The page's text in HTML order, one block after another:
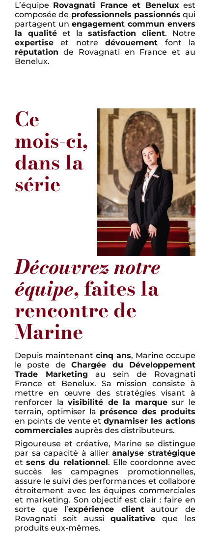
L’équipe Rovagnati France et Beneluxest
composée de professionnels passionnés qui
partagent un engagement commun envers
la qualitéet lasatisfaction client. Notre
expertise et notredévouement font la
réputation de Rovagnati en France et au
Benelux.
Ce
mois-ci,
dans la
série
Découvrez notre
équipe, faites la
rencontre de
Marine
Depuis maintenant cinq ans, Marine occupe
le poste deChargée du Développement
Trade Marketing au sein de Rovagnati
France et Benelux. Sa mission consiste à
mettre en œuvre des stratégies visant à
renforcer lavisibilité de la marquesur le
terrain, optimiser la présence des produits
en points de vente etdynamiser les actions
commerciales auprès des distributeurs.
Rigoureuse et créative, Marine se distingue
par sa capacité à allieranalyse stratégique
etsens du relationnel. Elle coordonne avec
succès les campagnes promotionnelles,
assure le suivi des performances et collabore
étroitement avec les équipes commerciales
et marketing. Son objectif est clair : faire en
sorte que l’expérience clientautour de
Rovagnati soit aussiqualitative que les
produits eux-mêmes.